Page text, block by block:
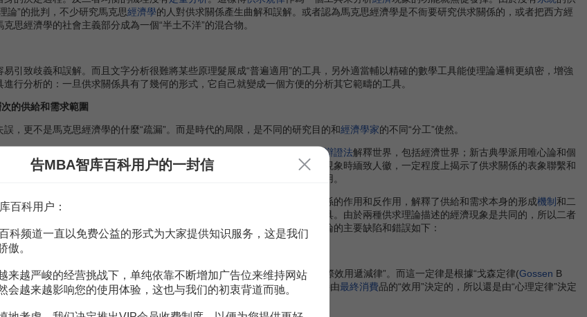
論”的批判，不少研究馬克思經濟學的人對供求關係產生曲解和誤解。或者認為馬克思經濟學是不衙要研究供求關係的，或者把西方經
思經濟學的社會主義部分成為一個“半土不洋”的混合物。
致歧義和誤解。而且文字分析很難將某些原理髮展成“普遍適用”的工具，另外適當輔以精確的數學工具能使理論邏輯更縝密，增強
行分析的：一旦供求關係具有了幾何的形式，它自己就變成一個方便的分析其它範疇的工具。
的供給和需求範圍
更不是馬克思經濟學的什麼“疏漏”。而是時代的局限，是不同的研究目的和經濟學家的不同“分工”使然。
辯證法解釋世界，包括經濟世界；新古典學派用唯心論和個
同一經濟現象作不同甚至相反的解釋：但新古典供求理論在解釋描述經濟現象時緬致人徽，一定程度上揭示了供求關係的表象聯繫和
具。這對我們建立和發展社會主義
的供求理論都有借鑒和啟示作用。
角度研究了供求的分別運動和互動的規律，以及供求關係與其它經濟關係的作用和反作用，解釋了供給和需求本身的形成機制 和二
的供給和需求理論體系，進而使供求分析同時成為一套分析經濟現象的工具。由於兩種供求理論描述的經濟現象是共同的，所以二者
的，主要區別在於對它們背後的決定因素的解釋大相徑庭。新古典供求理論的主要缺陷和錯誤如下：
求。
供給和需求。完全脫離生產和勞動。它認為，決定供求的最終依據是“邊際效用遞減律”。而這一定律是根據“戈森定律(Gossen B
受遞減規律”。即使在供給理論中講到“生產成本”，但生產成本的價格是間接由最終消費品的“效用”決定的，所以還是由“心理定律”決定
告MBA智库百科用户的一封信
百科用户：
科频道一直以免费公益的形式为大家提供知识服务，这是我们
傲。
来越严峻的经营挑战下，单纯依靠不断增加广告位来维持网站
会越来越影响您的使用体验，这也与我们的初衷背道而驰。